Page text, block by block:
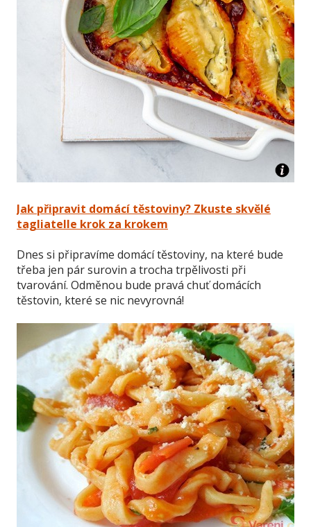
Jak připravit domácí těstoviny? Zkuste skvělé
tagliatelle krok za krokem
Dnes si připravíme domácí těstoviny, na které bude
třeba jen pár surovin a trocha trpělivosti při
tvarování. Odměnou bude pravá chuť domácích
těstovin, které se nic nevyrovná!